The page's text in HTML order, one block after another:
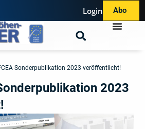
Login Abo
Sonderpublikation 2023 veröffentlicht!
2023